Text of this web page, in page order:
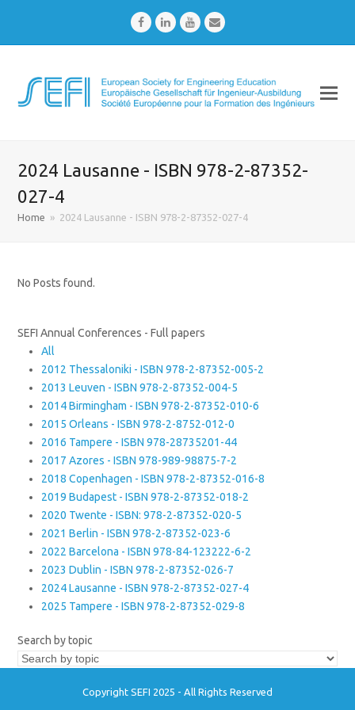
FacebookLinkedInYoutubeEmail
2024 Lausanne - ISBN 978-2-87352-
027-4
Home » 2024 Lausanne - ISBN 978-2-87352-027-4
No Posts found.
SEFI Annual Conferences - Full papers
All
2012 Thessaloniki - ISBN 978-2-87352-005-2
2013 Leuven - ISBN 978-2-87352-004-5
2014 Birmingham - ISBN 978-2-87352-010-6
2015 Orleans - ISBN 978-2-8752-012-0
2016 Tampere - ISBN 978-28735201-44
2017 Azores - ISBN 978-989-98875-7-2
2018 Copenhagen - ISBN 978-2-87352-016-8
2019 Budapest - ISBN 978-2-87352-018-2
2020 Twente - ISBN: 978-2-87352-020-5
2021 Berlin - ISBN 978-2-87352-023-6
2022 Barcelona - ISBN 978-84-123222-6-2
2023 Dublin - ISBN 978-2-87352-026-7
2024 Lausanne - ISBN 978-2-87352-027-4
2025 Tampere - ISBN 978-2-87352-029-8
Search by topic
Copyright SEFI 2025 - All Rights Reserved